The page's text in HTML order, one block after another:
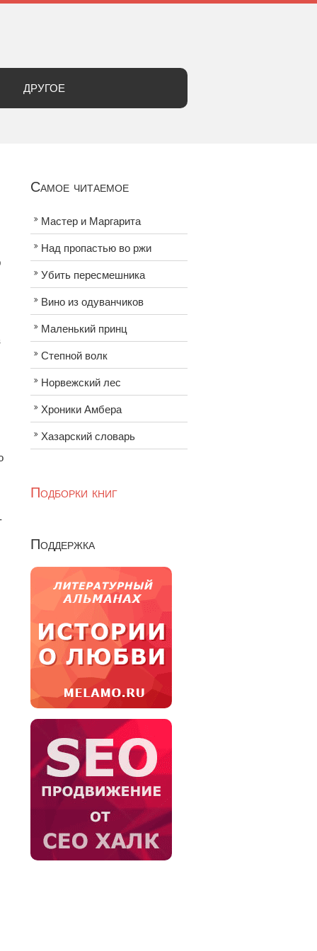
ДРУГОЕ
Самое читаемое
Мастер и Маргарита
Над пропастью во ржи
Убить пересмешника
Вино из одуванчиков
Маленький принц
Степной волк
Норвежский лес
Хроники Амбера
Хазарский словарь
Подборки книг
Поддержка